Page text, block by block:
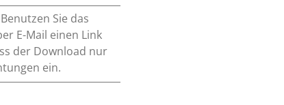
Sie das
E-Mail einen Link
der Download nur
ein.